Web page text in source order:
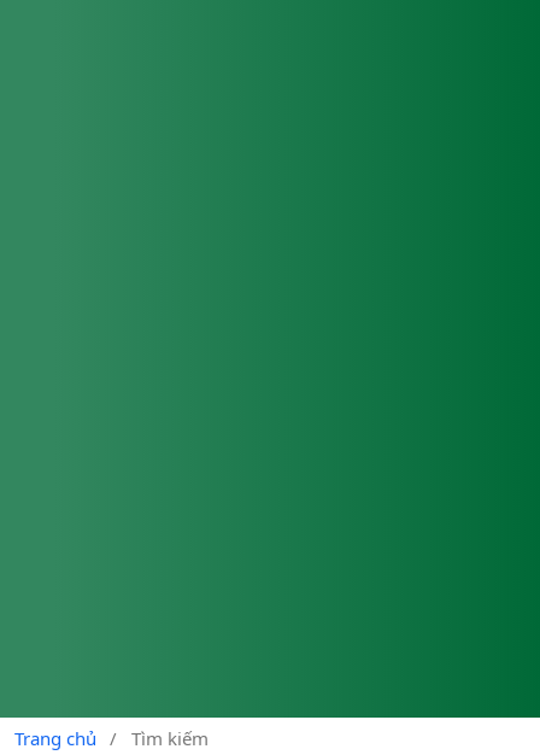
Trang chủ / Tìm kiếm